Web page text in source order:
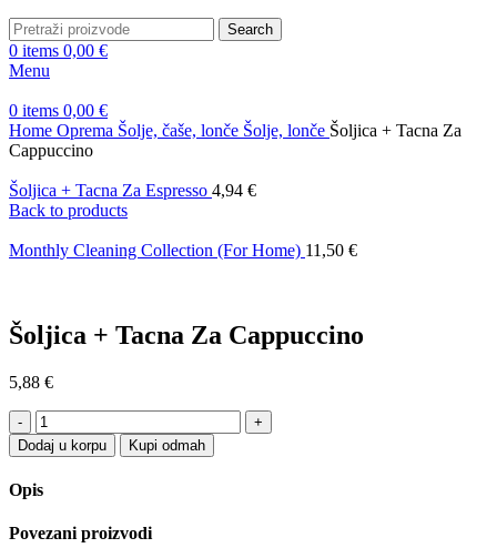
Search
0 items 0,00 €
Menu
0 items 0,00 €
Home Oprema Šolje, čaše, lonče Šolje, lonče Šoljica + Tacna Za
Cappuccino
Šoljica + Tacna Za Espresso 4,94 €
Back to products
Monthly Cleaning Collection (For Home) 11,50 €
Šoljica + Tacna Za Cappuccino
5,88 €
Šoljica
+
Tacna
Za
Cappuccino
Dodaj u korpu Kupi odmah
Opis
Povezani proizvodi